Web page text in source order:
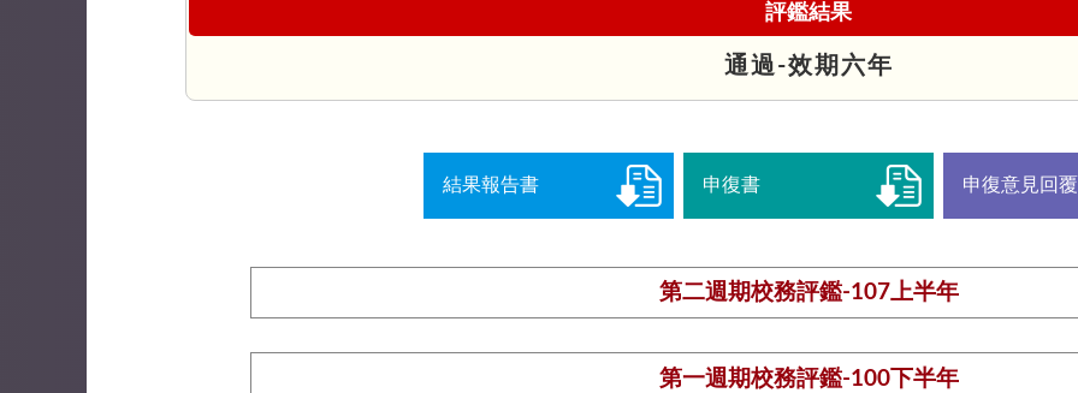
評鑑結果
通過-效期六年
結果報告書 申復書 申復意見回
第二週期校務評鑑-107上半年
第一週期校務評鑑-100下半年